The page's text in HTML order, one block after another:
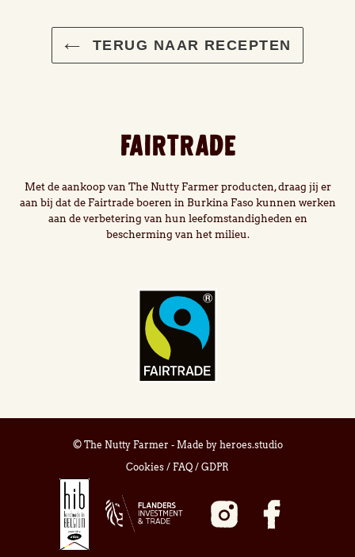
TERUG NAAR RECEPTEN
FAIRTRADE
Met de aankoop van The Nutty Farmer producten, draag jij er
aan bij dat de Fairtrade boeren in Burkina Faso kunnen werken
aan de verbetering van hun leefomstandigheden en
bescherming van het milieu.
© The Nutty Farmer - Made by heroes.studio
Cookies / FAQ / GDPR